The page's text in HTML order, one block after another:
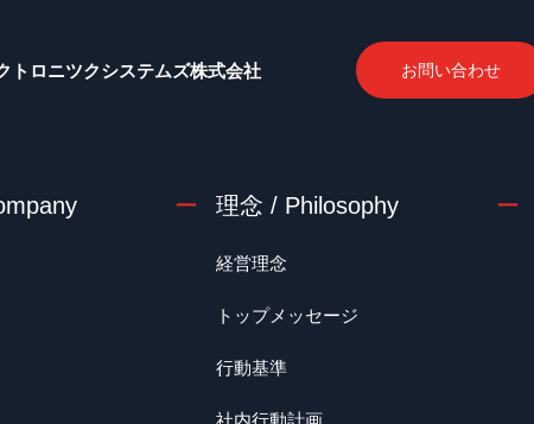
トロニツクシステムズ株式会社 お問い合わせ
理念 / Philosophy
経営理念
トップメッセージ
行動基準
社内行動計画